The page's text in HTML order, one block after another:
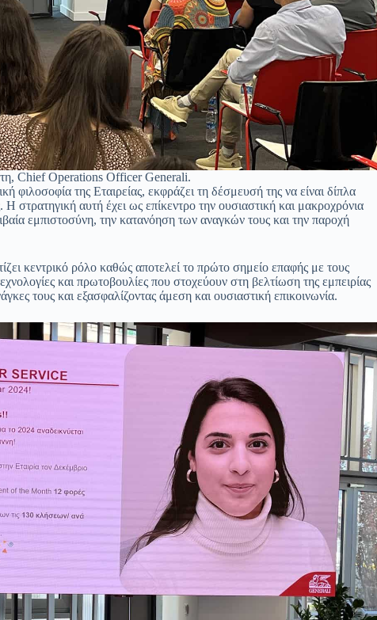
Chief Operations Officer Generali.
φιλοσοφία της Εταιρείας, εκφράζει τη δέσμευσή της να είναι δίπλα
στρατηγική αυτή έχει ως επίκεντρο την ουσιαστική και μακροχρόνια
εμπιστοσύνη, την κατανόηση των αναγκών τους και την παροχή
κεντρικό ρόλο καθώς αποτελεί το πρώτο σημείο επαφής με τους
και πρωτοβουλίες που στοχεύουν στη βελτίωση της εμπειρίας
τους και εξασφαλίζοντας άμεση και ουσιαστική επικοινωνία.